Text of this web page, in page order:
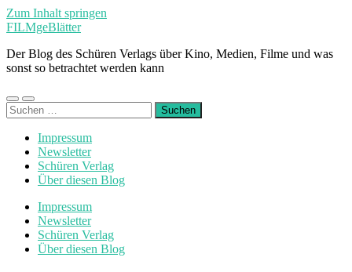
Zum Inhalt springen
FILMgeBlätter
Der Blog des Schüren Verlags über Kino, Medien, Filme und was
sonst so betrachtet werden kann
Mobile-
Menü
Suchfeld
ein-/ausblenden
Suchen
nach:
Impressum
Newsletter
Schüren Verlag
Über diesen Blog
Impressum
Newsletter
Schüren Verlag
Über diesen Blog